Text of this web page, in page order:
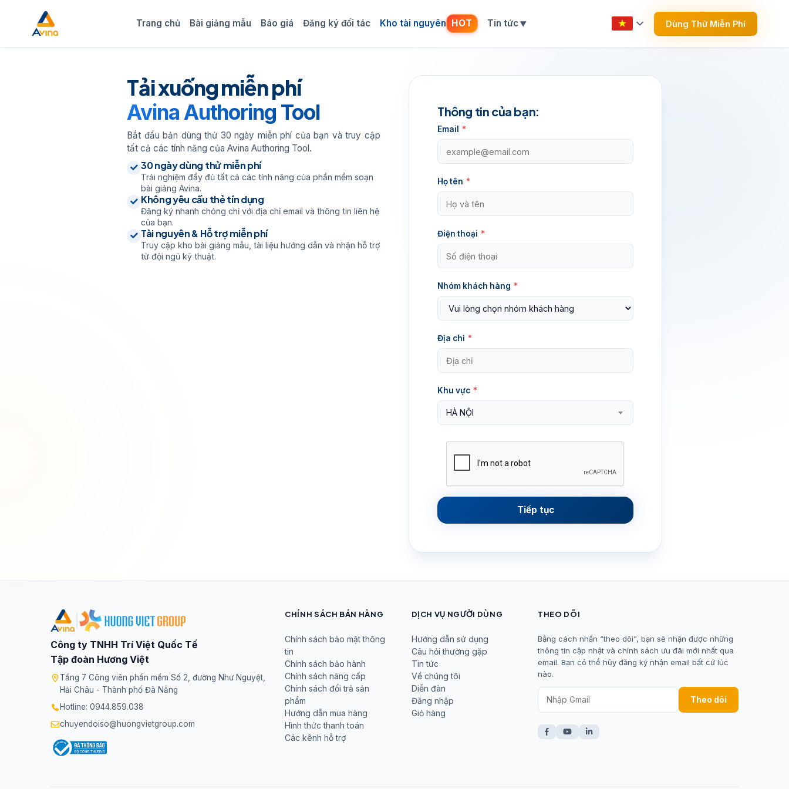
Trang chủ Bài giảng mẫu Báo giá Đăng ký đối tác Kho tài nguyên HOT Tin tức ▼ Dùng Thử Miễn Phí
Tải xuống miễn phí
Avina Authoring Tool
Bắt đầu bản dùng thử 30 ngày miễn phí của bạn và truy cập
tất cả các tính năng của Avina Authoring Tool.
30 ngày dùng thử miễn phí
Trải nghiệm đầy đủ tất cả các tính năng của phần mềm soạn
bài giảng Avina.
Không yêu cầu thẻ tín dụng
Đăng ký nhanh chóng chỉ với địa chỉ email và thông tin liên hệ
của bạn.
Tài nguyên & Hỗ trợ miễn phí
Truy cập kho bài giảng mẫu, tài liệu hướng dẫn và nhận hỗ trợ
từ đội ngũ kỹ thuật.
Thông tin của bạn:
Email *
Họ tên *
Điện thoại *
Nhóm khách hàng *
Địa chỉ *
Khu vực *
HÀ NỘI
Tiếp tục
Công ty TNHH Trí Việt Quốc Tế
Tập đoàn Hương Việt
Tầng 7 Công viên phần mềm Số 2, đường Như Nguyệt,
Hải Châu - Thành phố Đà Nẵng
Hotline: 0944.859.038
chuyendoiso@huongvietgroup.com
CHÍNH SÁCH BÁN HÀNG
Chính sách bảo mật thông
tin
Chính sách bảo hành
Chính sách nâng cấp
Chính sách đổi trả sản
phẩm
Hướng dẫn mua hàng
Hình thức thanh toán
Các kênh hỗ trợ
DỊCH VỤ NGƯỜI DÙNG
Hướng dẫn sử dụng
Câu hỏi thường gặp
Tin tức
Về chúng tôi
Diễn đàn
Đăng nhập
Giỏ hàng
THEO DÕI
Bằng cách nhấn “theo dõi”, bạn sẽ nhận được những
thông tin cập nhật và chính sách ưu đãi mới nhất qua
email. Bạn có thể hủy đăng ký nhận email bất cứ lúc
nào.
Theo dõi